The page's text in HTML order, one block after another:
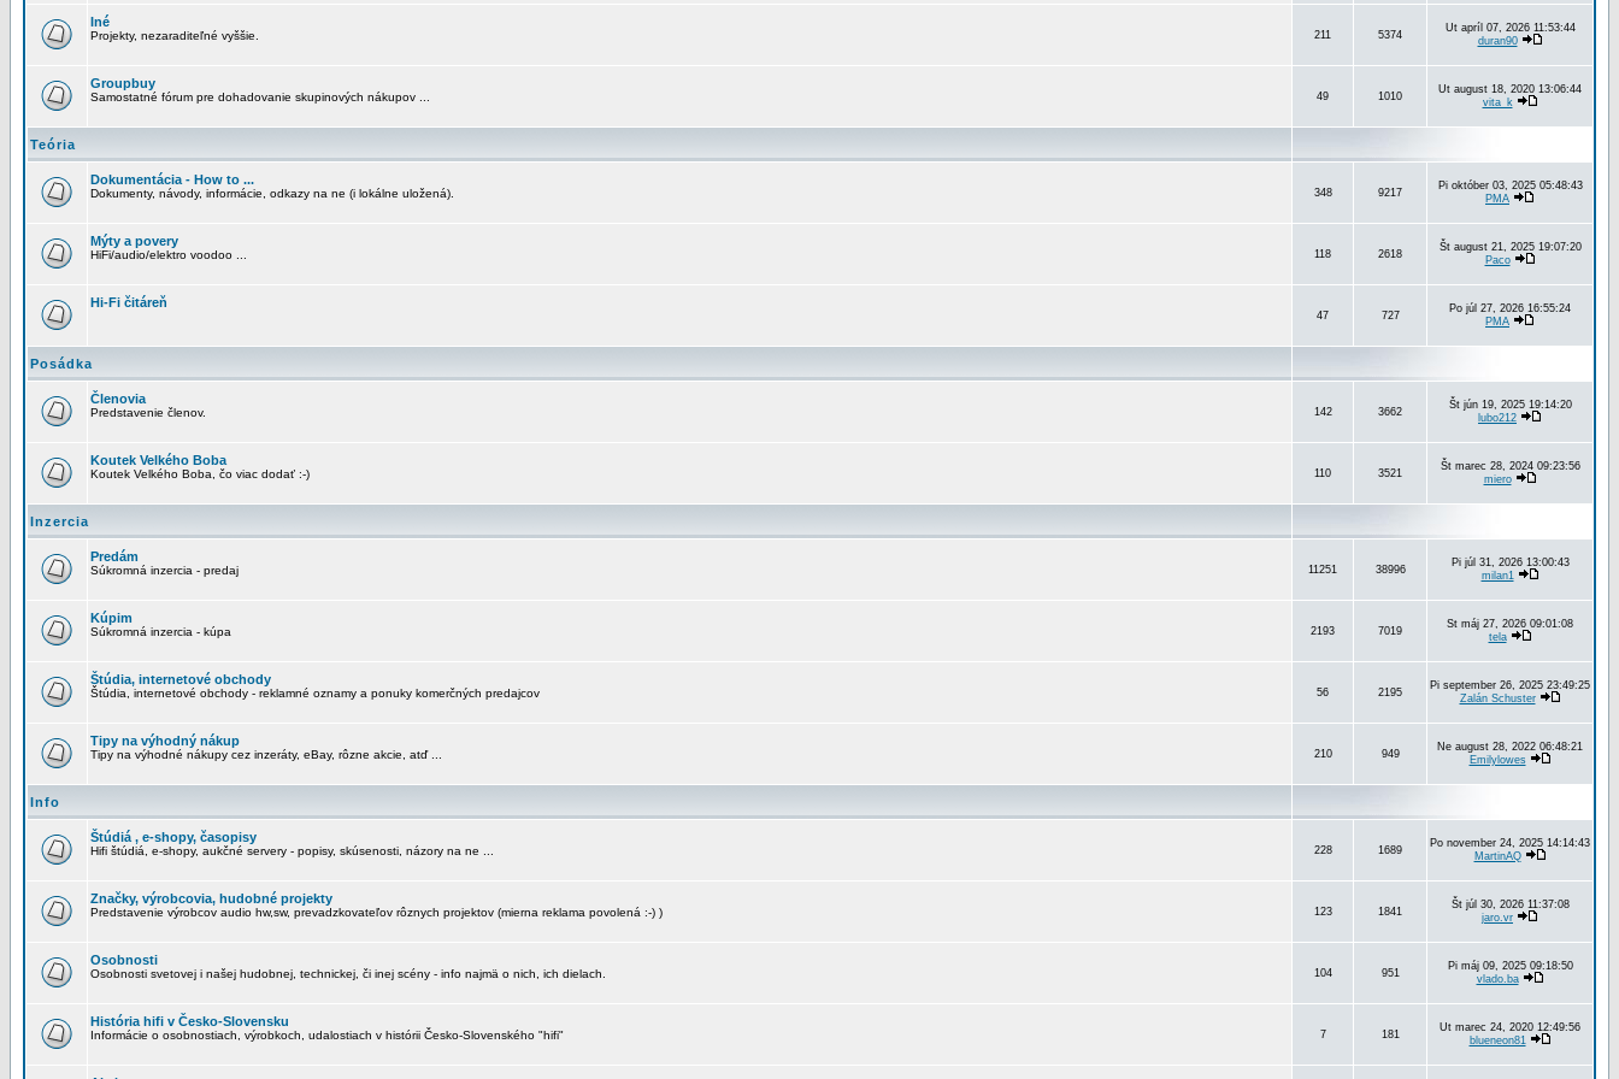
Iné
Projekty, nezaraditeľné vyššie. 211 5374
Ut apríl 07, 2026 11:53:44
duran90
Groupbuy
Samostatné fórum pre dohadovanie skupinových nákupov ... 49 1010
Ut august 18, 2020 13:06:44
vita_k
Teória
Dokumentácia - How to ...
Dokumenty, návody, informácie, odkazy na ne (i lokálne uložená). 348 9217
Pi október 03, 2025 05:48:43
PMA
Mýty a povery
HiFi/audio/elektro voodoo ... 118 2618
Št august 21, 2025 19:07:20
Paco
Hi-Fi čitáreň
47 727
Po júl 27, 2026 16:55:24
PMA
Posádka
Členovia
Predstavenie členov. 142 3662
Št jún 19, 2025 19:14:20
lubo212
Koutek Velkého Boba
Koutek Velkého Boba, čo viac dodať :-) 110 3521
Št marec 28, 2024 09:23:56
miero
Inzercia
Predám
Súkromná inzercia - predaj 11251 38996
Pi júl 31, 2026 13:00:43
milan1
Kúpim
Súkromná inzercia - kúpa 2193 7019
St máj 27, 2026 09:01:08
tela
Štúdia, internetové obchody
Štúdia, internetové obchody - reklamné oznamy a ponuky komerčných predajcov 56 2195
Pi september 26, 2025 23:49:25
Zalán Schuster
Tipy na výhodný nákup
Tipy na výhodné nákupy cez inzeráty, eBay, rôzne akcie, atď ... 210 949
Ne august 28, 2022 06:48:21
Emilylowes
Info
Štúdiá , e-shopy, časopisy
Hifi štúdiá, e-shopy, aukčné servery - popisy, skúsenosti, názory na ne ... 228 1689
Po november 24, 2025 14:14:43
MartinAQ
Značky, výrobcovia, hudobné projekty
Predstavenie výrobcov audio hw,sw, prevadzkovateľov rôznych projektov (mierna reklama povolená :-) ) 123 1841
Št júl 30, 2026 11:37:08
jaro.vr
Osobnosti
Osobnosti svetovej i našej hudobnej, technickej, či inej scény - info najmä o nich, ich dielach. 104 951
Pi máj 09, 2025 09:18:50
vlado.ba
História hifi v Česko-Slovensku
Informácie o osobnostiach, výrobkoch, udalostiach v histórii Česko-Slovenského "hifi" 7 181
Ut marec 24, 2020 12:49:56
blueneon81